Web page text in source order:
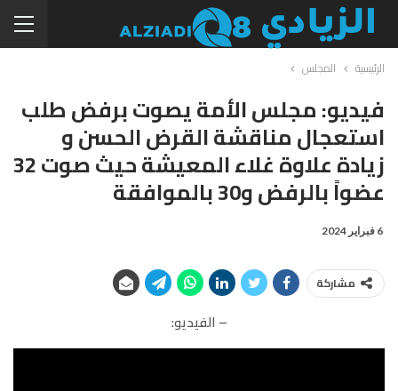
الرئيسية المجلس
فيديو: مجلس الأمة يصوت برفض طلب
استعجال مناقشة القرض الحسن و
زيادة علاوة غلاء المعيشة حيث صوت 32
عضواً بالرفض و30 بالموافقة
6 فبراير 2024
مشاركة
– الفيديو: